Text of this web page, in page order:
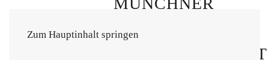
Zum Hauptinhalt springen